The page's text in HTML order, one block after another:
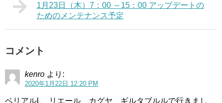
1月23日（木）7：00 ～15：00 アップデートの
ためのメンテナンス予定
コメント
kenro より:
2020年1月22日 12:20 PM
ベリアルL、リエール、カグヤ、ギルタブルルで行きまし